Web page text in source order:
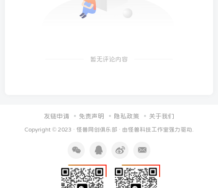
暂无评论内容
友链申请 免责声明 隐私政策 关于我们
Copyright © 2023 · 怪兽网创俱乐部 · 由怪兽科技工作室强力驱动.